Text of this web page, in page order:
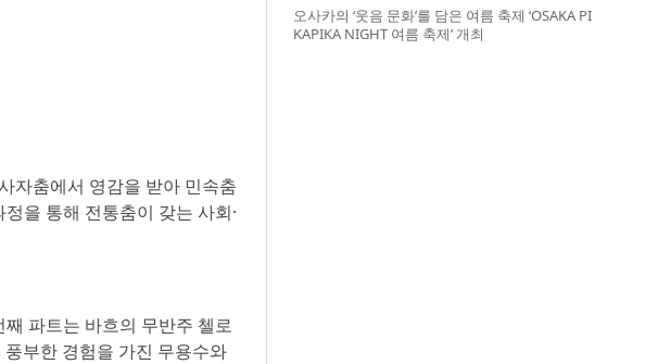
자춤에서 영감을 받아 민속춤
을 통해 전통춤이 갖는 사회·
파트는 바흐의 무반주 첼로
부한 경험을 가진 무용수와
오사카의 ‘웃음 문화’를 담은 여름 축제 ‘OSAKA PI
KAPIKA NIGHT 여름 축제’ 개최